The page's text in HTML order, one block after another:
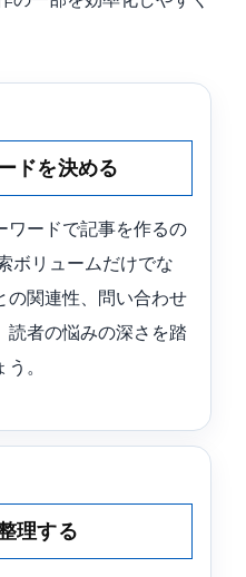
ドを決める
ワードで記事を作るの
ボリュームだけでな
の関連性、問い合わせ
読者の悩みの深さを踏
。
理する